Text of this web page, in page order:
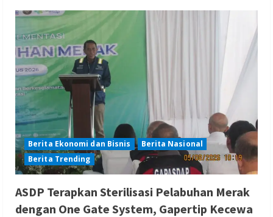
Berita Ekonomi dan Bisnis
Berita Nasional
Berita Trending
ASDP Terapkan Sterilisasi Pelabuhan Merak
dengan One Gate System, Gapertip Kecewa